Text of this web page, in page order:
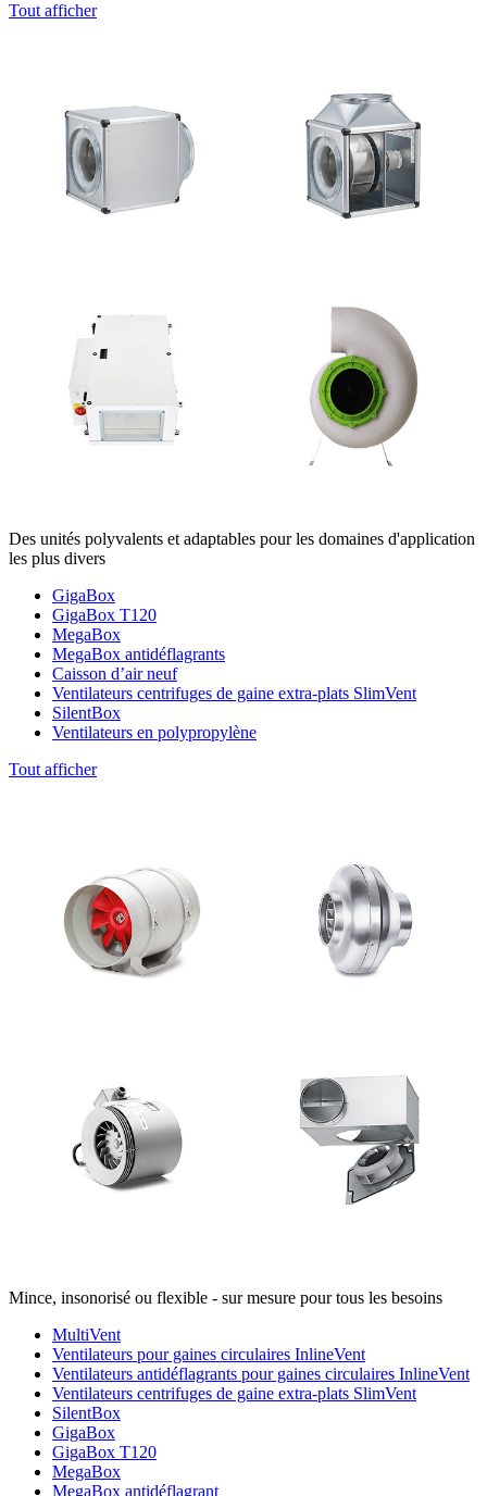
Tout afficher
Des unités polyvalents et adaptables pour les domaines d'application
les plus divers
GigaBox
GigaBox T120
MegaBox
MegaBox antidéflagrants
Caisson d’air neuf
Ventilateurs centrifuges de gaine extra-plats SlimVent
SilentBox
Ventilateurs en polypropylène
Tout afficher
Mince, insonorisé ou flexible - sur mesure pour tous les besoins
MultiVent
Ventilateurs pour gaines circulaires InlineVent
Ventilateurs antidéflagrants pour gaines circulaires InlineVent
Ventilateurs centrifuges de gaine extra-plats SlimVent
SilentBox
GigaBox
GigaBox T120
MegaBox
MegaBox antidéflagrant